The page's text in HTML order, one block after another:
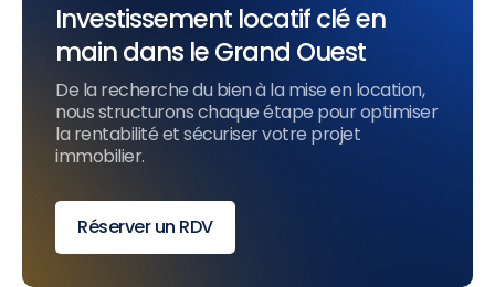
Investissement locatif clé en
main dans le Grand Ouest
De la recherche du bien à la mise en location,
nous structurons chaque étape pour optimiser
la rentabilité et sécuriser votre projet
immobilier.
Réserver un RDV